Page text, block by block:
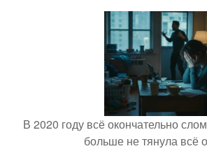
В 2020 году всё окончательно
больше не тянула всё